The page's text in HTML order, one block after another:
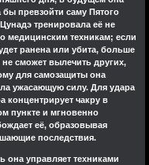
бы превзойти саму Пятого
тренировала её не
медицинским техникам; если
ранена или убита, больше
не сможет вылечить других,
для самозащиты она
ужасающую силу. Для удара
концентрирует чакру в
пункте и мгновенно
её, образовывая
последствия.
она управляет техниками